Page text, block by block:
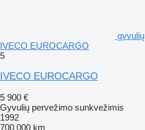
IVECO EUROCARGO
5
IVECO EUROCARGO
5 900 €
Gyvulių pervežimo sunkvežimis
1992
700 000 km